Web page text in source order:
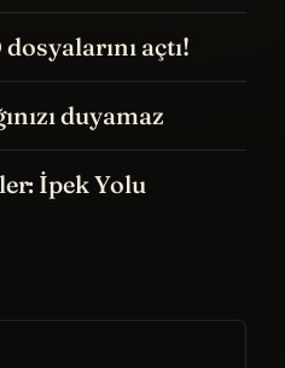
açtı!
duyamaz
İpek Yolu